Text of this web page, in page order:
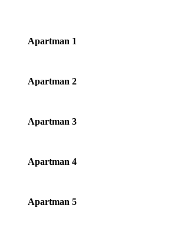
Apartman 1
Apartman 2
Apartman 3
Apartman 4
Apartman 5